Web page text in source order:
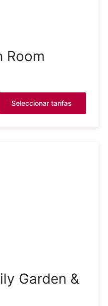
Room
Seleccionar tarifas
Garden &